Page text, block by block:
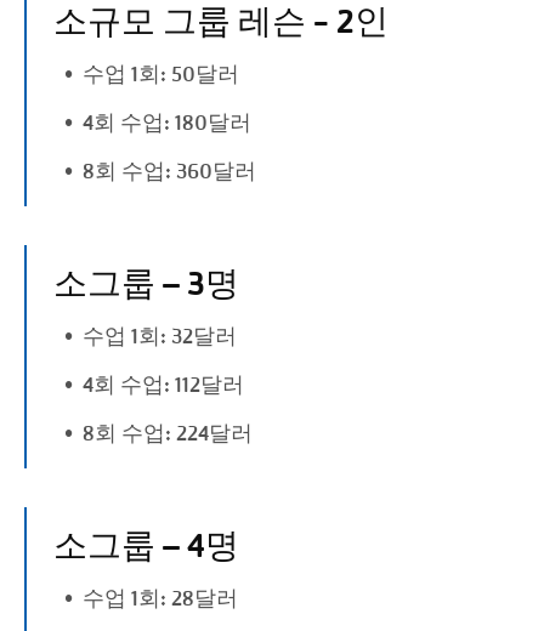
소규모 그룹 레슨 - 2인
수업 1회: 50달러
4회 수업: 180달러
8회 수업: 360달러
소그룹 – 3명
수업 1회: 32달러
4회 수업: 112달러
8회 수업: 224달러
소그룹 – 4명
수업 1회: 28달러